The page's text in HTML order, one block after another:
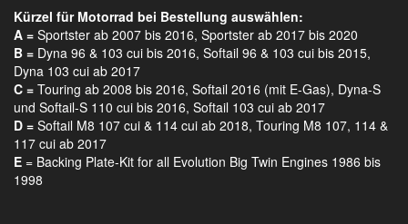
Kürzel für Motorrad bei Bestellung auswählen:
A = Sportster ab 2007 bis 2016, Sportster ab 2017 bis 2020
B = Dyna 96 & 103 cui bis 2016, Softail 96 & 103 cui bis 2015,
Dyna 103 cui ab 2017
C = Touring ab 2008 bis 2016, Softail 2016 (mit E-Gas), Dyna-S
und Softail-S 110 cui bis 2016, Softail 103 cui ab 2017
D = Softail M8 107 cui & 114 cui ab 2018, Touring M8 107, 114 &
117 cui ab 2017
E = Backing Plate-Kit for all Evolution Big Twin Engines 1986 bis
1998